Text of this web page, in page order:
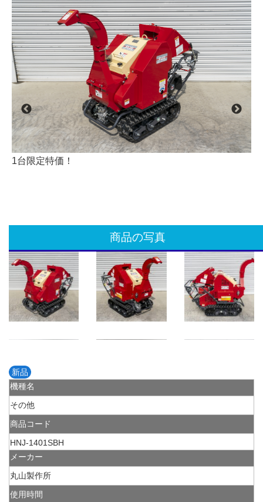
1台限定特価！
商品の写真
新品
機種名
その他
商品コード
HNJ-1401SBH
メーカー
丸山製作所
使用時間